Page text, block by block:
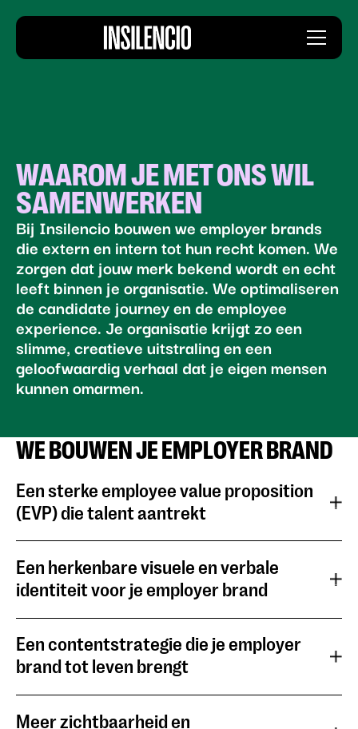
Insilencio
logo
Menu
WAAROM JE MET ONS WIL
SAMENWERKEN
Bij Insilencio bouwen we employer brands
die extern en intern tot hun recht komen. We
zorgen dat jouw merk bekend wordt en echt
leeft binnen je organisatie. We optimaliseren
de candidate journey en de employee
experience. Je organisatie krijgt zo een
slimme, creatieve uitstraling en een
geloofwaardig verhaal dat je eigen mensen
kunnen omarmen.
WE BOUWEN JE EMPLOYER BRAND
Een sterke employee value proposition
(EVP) die talent aantrekt
Een herkenbare visuele en verbale
identiteit voor je employer brand
Een contentstrategie die je employer
brand tot leven brengt
Meer zichtbaarheid en